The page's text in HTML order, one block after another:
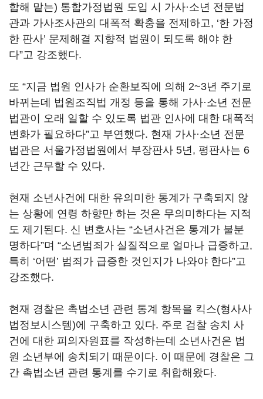
합해 맡는) 통합가정법원 도입 시 가사·소년 전문법
관과 가사조사관의 대폭적 확충을 전제하고, ‘한 가정
한 판사’ 문제해결 지향적 법원이 되도록 해야 한
다”고 강조했다.
또 “지금 법원 인사가 순환보직에 의해 2~3년 주기로
바뀌는데 법원조직법 개정 등을 통해 가사·소년 전문
법관이 오래 일할 수 있도록 법관 인사에 대한 대폭적
변화가 필요하다”고 부연했다. 현재 가사·소년 전문
법관은 서울가정법원에서 부장판사 5년, 평판사는 6
년간 근무할 수 있다.
현재 소년사건에 대한 유의미한 통계가 구축되지 않
는 상황에 연령 하향만 하는 것은 무의미하다는 지적
도 제기된다. 신 변호사는 “소년사건은 통계가 불분
명하다”며 “소년범죄가 실질적으로 얼마나 급증하고,
특히 ‘어떤’ 범죄가 급증한 것인지가 나와야 한다”고
강조했다.
현재 경찰은 촉법소년 관련 통계 항목을 킥스(형사사
법정보시스템)에 구축하고 있다. 주로 검찰 송치 사
건에 대한 피의자원표를 작성하는데 소년사건은 법
원 소년부에 송치되기 때문이다. 이 때문에 경찰은 그
간 촉법소년 관련 통계를 수기로 취합해왔다.